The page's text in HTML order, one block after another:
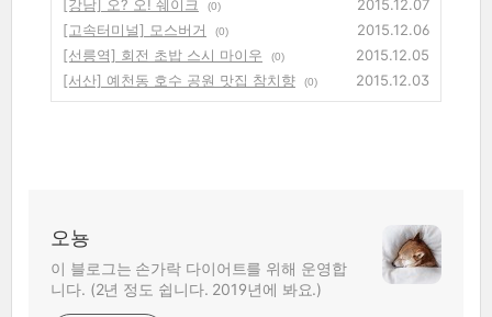
[강남] 오? 오! 쉐이크
(0)
2015.12.07
[고속터미널] 모스버거
(0)
2015.12.06
[선릉역] 회전 초밥 스시 마이우
(0)
2015.12.05
[서산] 예천동 호수 공원 맛집 참치향
(0) 2015.12.03
오뇽
이 블로그는 손가락 다이어트를 위해 운영합
니다. (2년 정도 쉽니다. 2019년에 봐요.)